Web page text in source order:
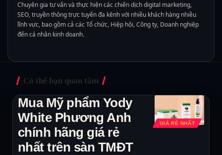
Chuyên gia tư vấn và thực hiện các chiến dịch digital marketing,
SEO, truyền thông trực tuyến đa kênh với nhiều khách hàng nhiều
lĩnh vực, bao gồm cả các Tổ chức, Hiệp hội, Công ty, Doanh nghiệp
đến cá nhân kinh doanh.
Có thể bạn quan tâm
GIÁ RẺ NHẤT
Mua Mỹ phẩm Yody
White Phương Anh
chính hãng giá rẻ
nhất trên sàn TMĐT